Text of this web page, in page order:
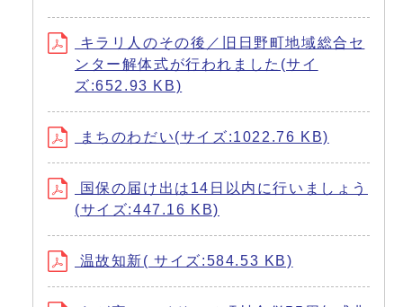
キラリ人のその後／旧日野町地域総合セ
ンター解体式が行われました(サイ
ズ:652.93 KB)
まちのわだい(サイズ:1022.76 KB)
国保の届け出は14日以内に行いましょう
(サイズ:447.16 KB)
温故知新( サイズ:584.53 KB)